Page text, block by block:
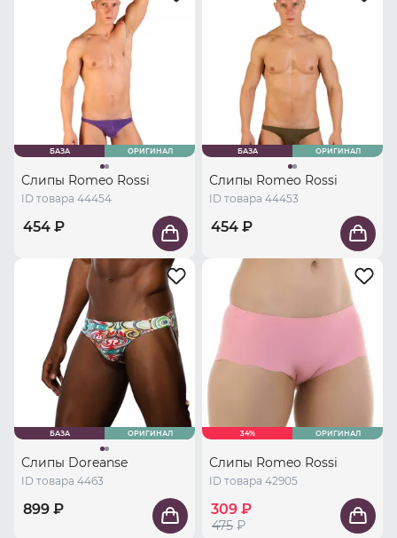
БАЗА ОРИГИНАЛ
Слипы Romeo Rossi
ID товара 44454
454 ₽
БАЗА ОРИГИНАЛ
Слипы Romeo Rossi
ID товара 44453
454 ₽
БАЗА ОРИГИНАЛ
Слипы Doreanse
ID товара 4463
899 ₽
34% ОРИГИНАЛ
Слипы Romeo Rossi
ID товара 42905
309 ₽
475 ₽